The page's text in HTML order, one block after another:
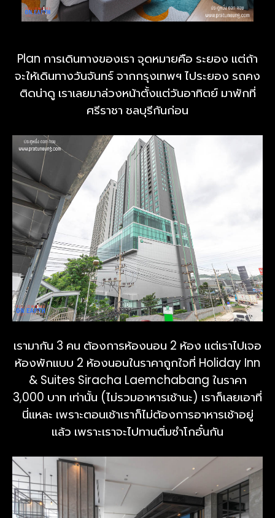
Plan การเดินทางของเรา จุดหมายคือ ระยอง แต่ถ้า
จะให้เดินทางวันจันทร์ จากกรุงเทพฯ ไประยอง รถคง
ติดน่าดู เราเลยมาล่วงหน้าตั้งแต่วันอาทิตย์ มาพักที่
ศรีราชา ชลบุรีกันก่อน
เรามากัน 3 คน ต้องการห้องนอน 2 ห้อง แต่เราไปเจอ
ห้องพักแบบ 2 ห้องนอนในราคาถูกใจที่ Holiday Inn
& Suites Siracha Laemchabang ในราคา
3,000 บาท เท่านั้น (ไม่รวมอาหารเช้านะ) เราก็เลยเอาที่
นี่แหละ เพราะตอนเช้าเราก็ไม่ต้องการอาหารเช้าอยู่
แล้ว เพราะเราจะไปทานติ่มซำโกอั๋นกัน